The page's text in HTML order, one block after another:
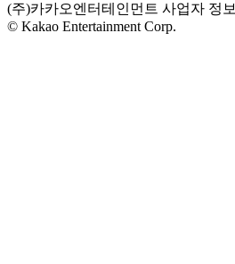
(주)카카오엔터테인먼트 사업자 정보
© Kakao Entertainment Corp.